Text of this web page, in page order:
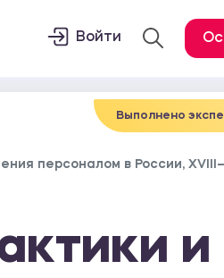
Войти
Выполнено
персоналом в России,
и